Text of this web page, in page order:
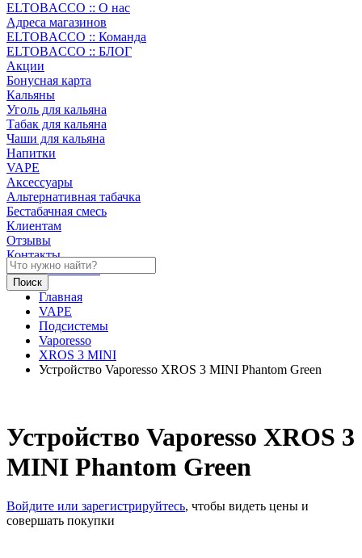
ELTOBACCO :: О нас
Адреса магазинов
ELTOBACCO :: Команда
ELTOBACCO :: БЛОГ
Акции
Бонусная карта
Кальяны
Уголь для кальяна
Табак для кальяна
Чаши для кальяна
Напитки
VAPE
Аксессуары
Альтернативная табачка
Бестабачная смесь
Клиентам
Отзывы
Контакты
Личный кабинет
Главная
VAPE
Подсистемы
Vaporesso
XROS 3 MINI
Устройство Vaporesso XROS 3 MINI Phantom Green
Устройство Vaporesso XROS 3
MINI Phantom Green
Войдите или зарегистрируйтесь, чтобы видеть цены и
совершать покупки